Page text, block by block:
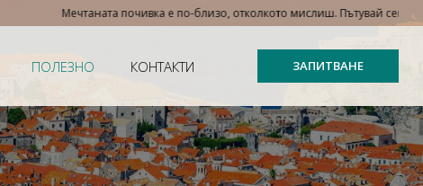
Мечтаната почивка е по-близо, отколкото мислиш. Пътувай сега, плати на
ПОЛЕЗНО КОНТАКТИ ЗАПИТВАНЕ